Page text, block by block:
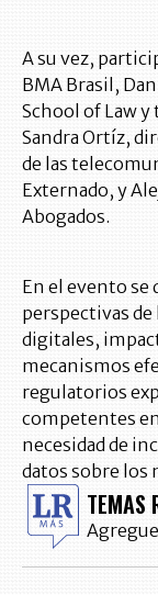
A su vez,
BMA Brasil,
School of Law
Sandra Ortíz,
de las
Externado, y
Abogados.
En el evento se
perspectivas
digitales,
mecanismos
regulatorios
competentes
necesidad de
datos sobre los
TEMAS